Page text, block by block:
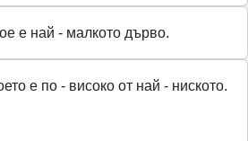
е най - малкото дърво.
е по - високо от най - ниското.